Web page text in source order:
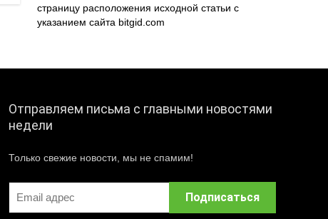
страницу расположения исходной статьи с
указанием сайта bitgid.com
Отправляем письма с главными новостями
недели
Только свежие новости, мы не спамим!